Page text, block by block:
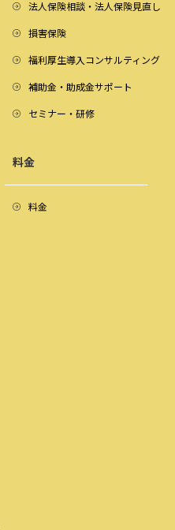
法人保険相談・法人保険見直し
損害保険
福利厚生導入コンサルティング
補助金・助成金サポート
セミナー・研修
料金
料金